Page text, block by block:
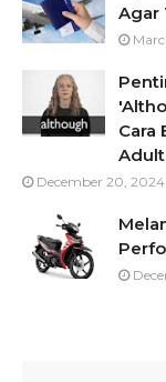
Agar
Cara
December 20, 2024